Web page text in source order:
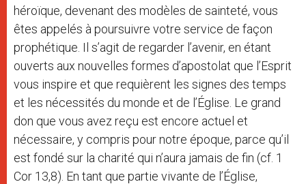
héroïque, devenant des modèles de sainteté, vous
êtes appelés à poursuivre votre service de façon
prophétique. Il s’agit de regarder l’avenir, en étant
ouverts aux nouvelles formes d’apostolat que l’Esprit
vous inspire et que requièrent les signes des temps
et les nécessités du monde et de l’Église. Le grand
don que vous avez reçu est encore actuel et
nécessaire, y compris pour notre époque, parce qu’il
est fondé sur la charité qui n’aura jamais de fin (cf. 1
Cor 13,8). En tant que partie vivante de l’Église,